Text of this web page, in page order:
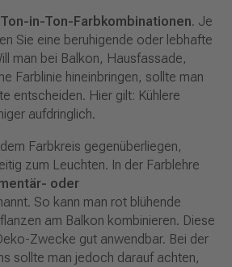
Ton-in-Ton-Farbkombinationen. Je
Sie eine beruhigende oder lebhafte
man bei Balkon, Hausfassade,
Farblinie hineinbringen, sollte man
entscheiden. Hier gilt: Kühlere
aufdringlich.
Farbkreis gegenüberliegen,
zum Leuchten. In der Farblehre
oder
So kann man rot blühende
am Balkon kombinieren. Diese
Zwecke gut anwendbar. Bei der
sollte man jedoch darauf achten,